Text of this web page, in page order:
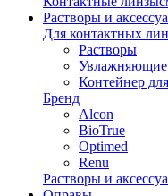
Растворы и
Для контактных
Растворы
Увлажняющие
Контейнер
Бренд
Alcon
BioTrue
Optimed
Renu
Растворы и